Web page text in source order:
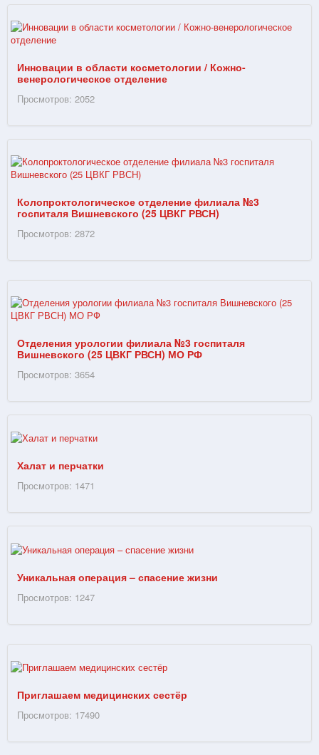
Инновации в области косметологии / Кожно-
венерологическое отделение
Просмотров: 2052
Колопроктологическое отделение филиала №3
госпиталя Вишневского (25 ЦВКГ РВСН)
Просмотров: 2872
Отделения урологии филиала №3 госпиталя
Вишневского (25 ЦВКГ РВСН) МО РФ
Просмотров: 3654
Халат и перчатки
Просмотров: 1471
Уникальная операция – спасение жизни
Просмотров: 1247
Приглашаем медицинских сестёр
Просмотров: 17490